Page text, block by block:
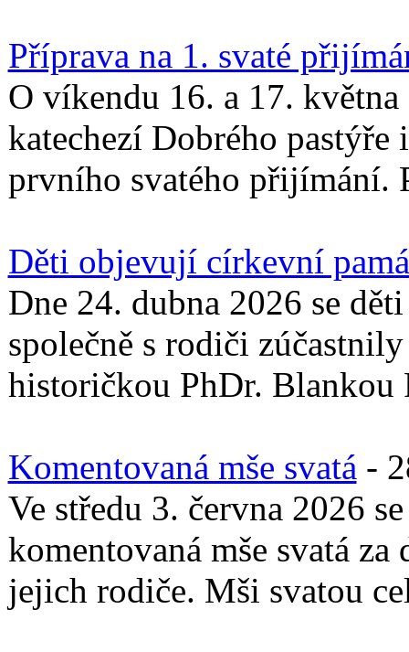
Příprava na 1. svaté
O víkendu 16. a 17.
katechezí Dobrého
prvního svatého přijímání.
Děti objevují církevní
Dne 24. dubna 2026 se
společně s rodiči
historičkou PhDr. Blankou
Komentovaná mše svatá -
Ve středu 3. června 2026
komentovaná mše svatá
jejich rodiče. Mši svatou